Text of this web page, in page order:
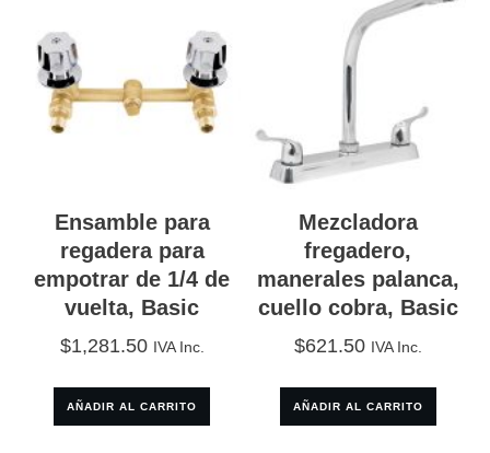
Ensamble para
regadera para
empotrar de 1/4 de
vuelta, Basic
$1,281.50 IVA Inc.
AÑADIR AL CARRITO
Mezcladora
fregadero,
manerales palanca,
cuello cobra, Basic
$621.50 IVA Inc.
AÑADIR AL CARRITO